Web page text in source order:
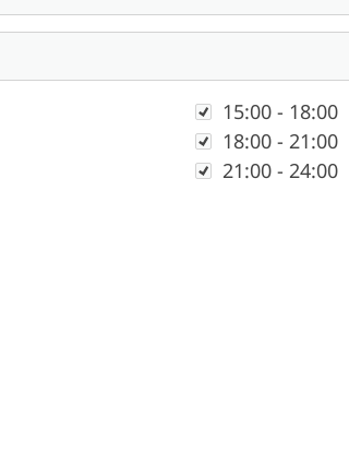
Zeit15:00 - 18:00
18:00 - 21:00
21:00 - 24:00